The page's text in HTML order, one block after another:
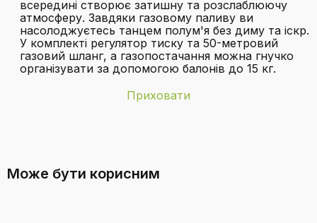
всередині створює затишну та розслаблюючу
атмосферу. Завдяки газовому паливу ви
насолоджуєтесь танцем полум'я без диму та іскр.
У комплекті регулятор тиску та 50-метровий
газовий шланг, а газопостачання можна гнучко
організувати за допомогою балонів до 15 кг.
Приховати
зовнішнього
приміщенні?
Може бути корисним